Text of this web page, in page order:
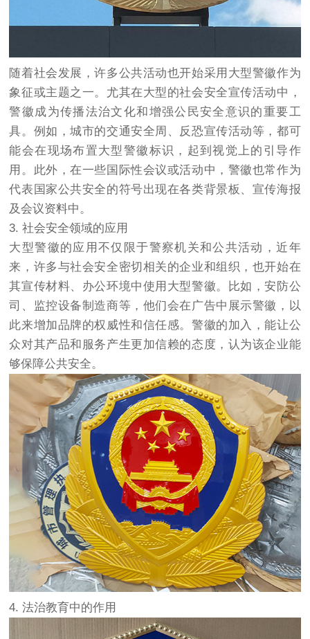
随着社会发展，许多公共活动也开始采用大型警徽作为
象征或主题之一。尤其在大型的社会安全宣传活动中，
警徽成为传播法治文化和增强公民安全意识的重要工
具。例如，城市的交通安全周、反恐宣传活动等，都可
能会在现场布置大型警徽标识，起到视觉上的引导作
用。此外，在一些国际性会议或活动中，警徽也常作为
代表国家公共安全的符号出现在各类背景板、宣传海报
及会议资料中。
3. 社会安全领域的应用
大型警徽的应用不仅限于警察机关和公共活动，近年
来，许多与社会安全密切相关的企业和组织，也开始在
其宣传材料、办公环境中使用大型警徽。比如，安防公
司、监控设备制造商等，他们会在广告中展示警徽，以
此来增加品牌的权威性和信任感。警徽的加入，能让公
众对其产品和服务产生更加信赖的态度，认为该企业能
够保障公共安全。
4. 法治教育中的作用